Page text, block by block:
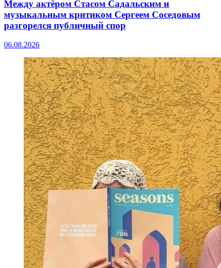
Между актёром Стасом Садальским и
музыкальным критиком Сергеем Соседовым
разгорелся публичный спор
06.08.2026